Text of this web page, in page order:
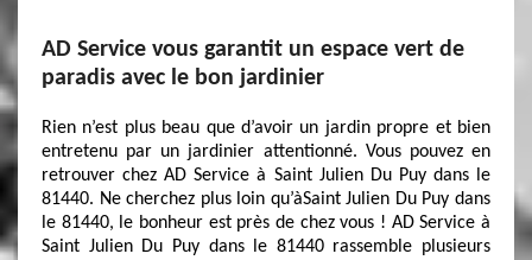
AD Service vous garantit un espace vert de
paradis avec le bon jardinier
Rien n’est plus beau que d’avoir un jardin propre et bien
entretenu par un jardinier attentionné. Vous pouvez en
retrouver chez AD Service à Saint Julien Du Puy dans le
81440. Ne cherchez plus loin qu’àSaint Julien Du Puy dans
le 81440, le bonheur est près de chez vous ! AD Service à
Saint Julien Du Puy dans le 81440 rassemble plusieurs